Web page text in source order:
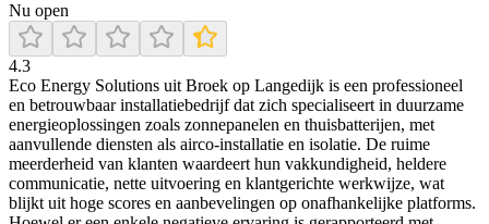
Nu open
4.3
Eco Energy Solutions uit Broek op Langedijk is een professioneel
en betrouwbaar installatiebedrijf dat zich specialiseert in duurzame
energieoplossingen zoals zonnepanelen en thuisbatterijen, met
aanvullende diensten als airco-installatie en isolatie. De ruime
meerderheid van klanten waardeert hun vakkundigheid, heldere
communicatie, nette uitvoering en klantgerichte werkwijze, wat
blijkt uit hoge scores en aanbevelingen op onafhankelijke platforms.